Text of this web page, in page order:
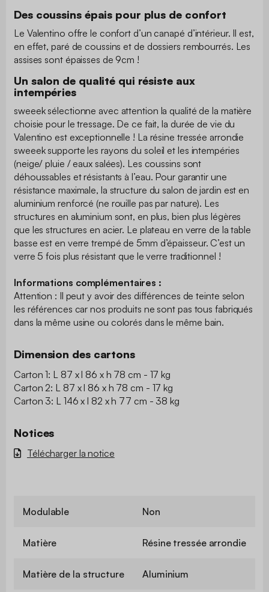
Des coussins épais pour plus de confort
Le Valentino offre le confort d’un canapé d’intérieur. Il est,
en effet, paré de coussins et de dossiers rembourrés. Les
assises sont épaisses de 9cm !
Un salon de qualité qui résiste aux
intempéries
sweeek sélectionne avec attention la qualité de la matière
choisie pour le tressage. De ce fait, la durée de vie du
Valentino est exceptionnelle ! La résine tressée arrondie
sweeek supporte les rayons du soleil et les intempéries
(neige/ pluie / eaux salées). Les coussins sont
déhoussables et résistants à l’eau. Pour garantir une
résistance maximale, la structure du salon de jardin est en
aluminium renforcé (ne rouille pas par nature). Les
structures en aluminium sont, en plus, bien plus légères
que les structures en acier. Le plateau en verre de la table
basse est en verre trempé de 5mm d’épaisseur. C’est un
verre 5 fois plus résistant que le verre traditionnel !
Informations complémentaires :
Attention : Il peut y avoir des différences de teinte selon
les références car nos produits ne sont pas tous fabriqués
dans la même usine ou colorés dans le même bain.
Dimension des cartons
Carton 1: L 87 x l 86 x h 78 cm - 17 kg
Carton 2: L 87 x l 86 x h 78 cm - 17 kg
Carton 3: L 146 x l 82 x h 77 cm - 38 kg
Notices
Télécharger la notice
Modulable Non
Matière Résine tressée arrondie
Matière de la structure Aluminium